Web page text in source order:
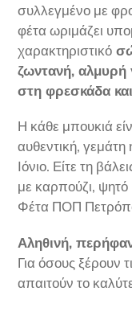
συλλεγμένο με
φέτα ωριμάζει
χαρακτηριστικό
ζωντανή,
στη φρεσκάδα
Η κάθε μπουκιά
αυθεντική,
Ιόνιο. Είτε τη
με καρπούζι,
Φέτα ΠΟΠ
Αληθινή,
Για όσους ξέρουν
απαιτούν το